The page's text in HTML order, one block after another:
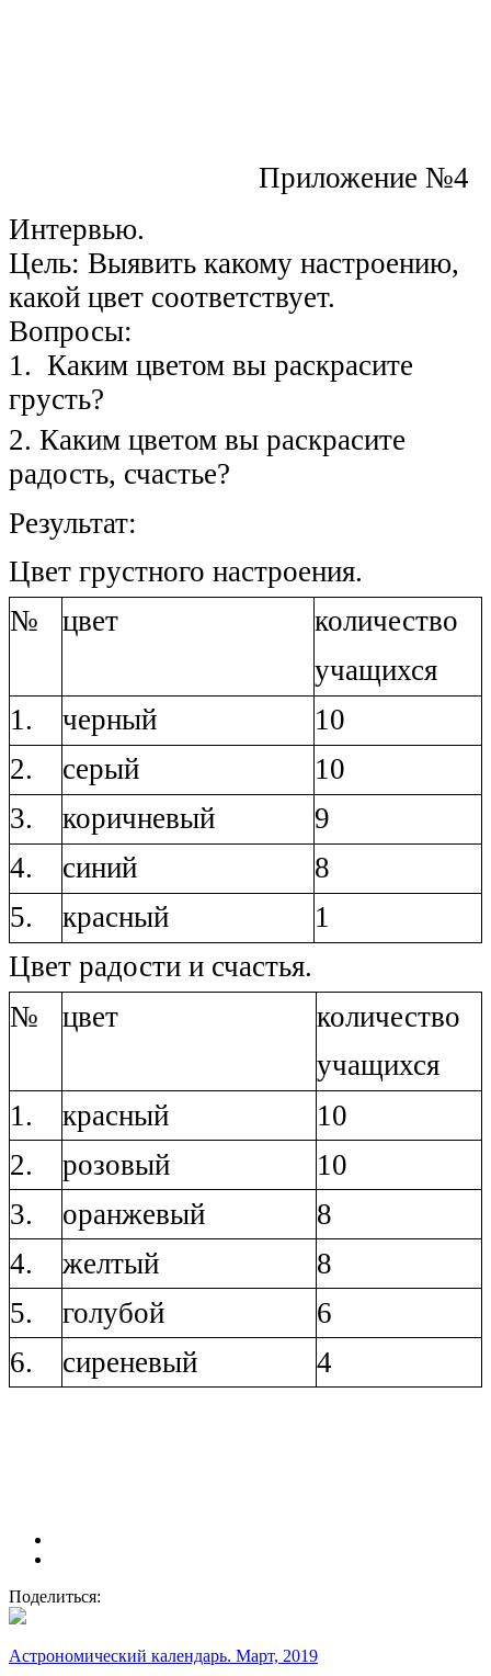
Приложение №4
Интервью.
Цель: Выявить какому настроению,
какой цвет соответствует.
Вопросы:
1. Каким цветом вы раскрасите
грусть?
2. Каким цветом вы раскрасите
радость, счастье?
Результат:
Цвет грустного настроения.
№
цвет
количество
учащихся
1.
черный
10
2.
серый
10
3.
коричневый
9
4.
синий
8
5.
красный
1
Цвет радости и счастья.
№
цвет
количество
учащихся
1.
красный
10
2.
розовый
10
3.
оранжевый
8
4.
желтый
8
5.
голубой
6
6.
сиреневый 4
Поделиться:
Астрономический календарь. Март, 2019